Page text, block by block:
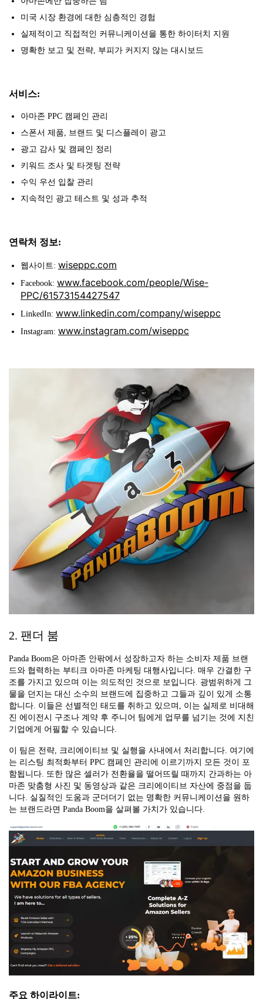
미국 시장 환경에 대한 심층적인 경험
실제적이고 직접적인 커뮤니케이션을 통한 하이터치 지원
명확한 보고 및 전략, 부피가 커지지 않는 대시보드
서비스:
아마존 PPC 캠페인 관리
스폰서 제품, 브랜드 및 디스플레이 광고
광고 감사 및 캠페인 정리
키워드 조사 및 타겟팅 전략
수익 우선 입찰 관리
지속적인 광고 테스트 및 성과 추적
연락처 정보:
웹사이트: wiseppc.com
Facebook: www.facebook.com/people/Wise-
PPC/61573154427547
LinkedIn: www.linkedin.com/company/wiseppc
Instagram: www.instagram.com/wiseppc
2. 팬더 붐
Panda Boom은 아마존 안팎에서 성장하고자 하는 소비자 제품 브랜
드와 협력하는 부티크 아마존 마케팅 대행사입니다. 매우 간결한 구
조를 가지고 있으며 이는 의도적인 것으로 보입니다. 광범위하게 그
물을 던지는 대신 소수의 브랜드에 집중하고 그들과 깊이 있게 소통
합니다. 이들은 선별적인 태도를 취하고 있으며, 이는 실제로 비대해
진 에이전시 구조나 계약 후 주니어 팀에게 업무를 넘기는 것에 지친
기업에게 어필할 수 있습니다.
이 팀은 전략, 크리에이티브 및 실행을 사내에서 처리합니다. 여기에
는 리스팅 최적화부터 PPC 캠페인 관리에 이르기까지 모든 것이 포
함됩니다. 또한 많은 셀러가 전환율을 떨어뜨릴 때까지 간과하는 아
마존 맞춤형 사진 및 동영상과 같은 크리에이티브 자산에 중점을 둡
니다. 실질적인 도움과 군더더기 없는 명확한 커뮤니케이션을 원하
는 브랜드라면 Panda Boom을 살펴볼 가치가 있습니다.
주요 하이라이트: